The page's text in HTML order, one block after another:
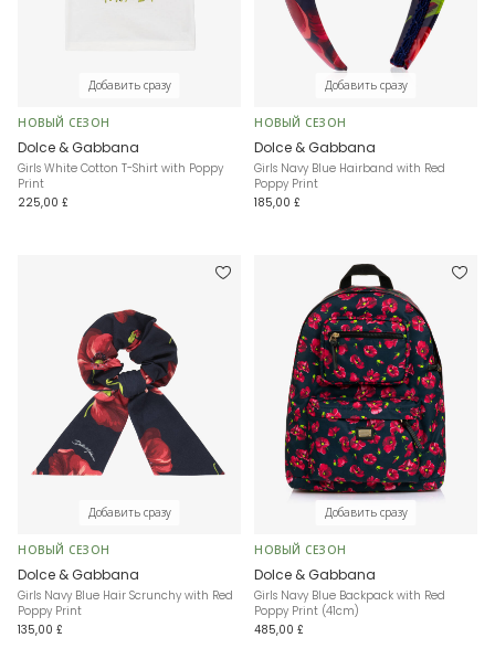
Добавить сразу
НОВЫЙ СЕЗОН
Dolce & Gabbana
Girls White Cotton T-Shirt with Poppy
Print
225,00 £
Добавить сразу
НОВЫЙ СЕЗОН
Dolce & Gabbana
Girls Navy Blue Hairband with Red
Poppy Print
185,00 £
Добавить сразу
НОВЫЙ СЕЗОН
Dolce & Gabbana
Girls Navy Blue Hair Scrunchy with Red
Poppy Print
135,00 £
Добавить сразу
НОВЫЙ СЕЗОН
Dolce & Gabbana
Girls Navy Blue Backpack with Red
Poppy Print (41cm)
485,00 £